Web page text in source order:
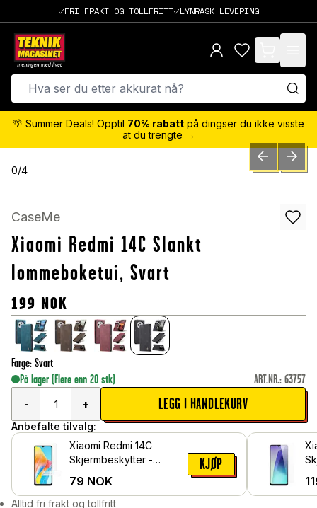
FRI FRAKT OG TOLLFRITT LYNRASK LEVERING
items in cart,
🌴 Summer Deals! Opptil 70% rabatt på dingser du ikke visste
at du trengte →
0/4 PREVIOUSNEXT
CaseMe
Xiaomi Redmi 14C Slankt
lommeboketui, Svart
199 NOK
Farge: Svart
På lager (Flere enn 20 stk) ART.NR.: 63757
-
+ LEGG I HANDLEKURV
Anbefalte tilvalg:
Xiaomi Redmi 14C
Skjermbeskytter -
79 NOK
KJØP
Alltid fri frakt og tollfritt